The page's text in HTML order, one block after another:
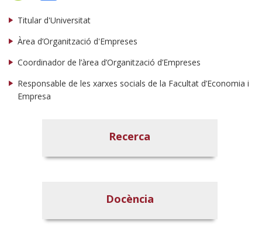
Titular d'Universitat
Àrea d’Organització d'Empreses
Coordinador de l’àrea d’Organització d’Empreses
Responsable de les xarxes socials de la Facultat d’Economia i
Empresa
Recerca
Docència